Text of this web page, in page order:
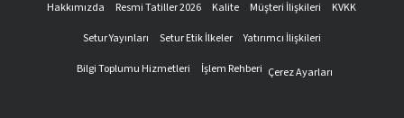
Hakkımızda Resmi Tatiller 2026 Kalite Müşteri İlişkileri
KVKK
Setur Yayınları
Setur Etik İlkeler
Yatırımcı İlişkileri
Bilgi Toplumu Hizmetleri
İşlem Rehberi Çerez Ayarları